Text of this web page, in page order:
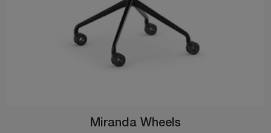
Miranda Wheels